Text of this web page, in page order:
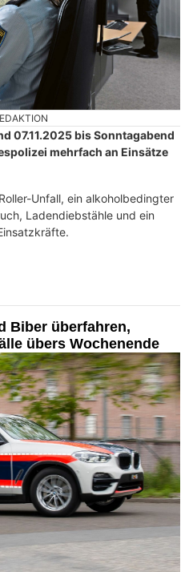
07.11.2025 bis Sonntagabend
mehrfach an Einsätze
Unfall, ein alkoholbedingter
Ladendiebstähle und ein
Biber überfahren,
übers Wochenende